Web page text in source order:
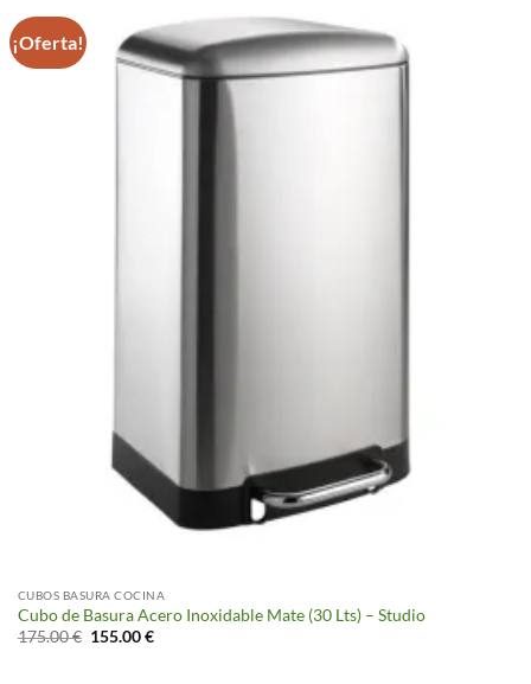
¡Oferta!
CUBOS BASURA COCINA
Cubo de Basura Acero Inoxidable Mate (30 Lts) – Studio
175.00€ El
155.00€El